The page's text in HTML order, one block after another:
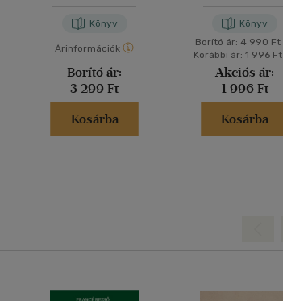
Könyv
Árinformációk
Borító ár:
3 299 Ft
Kosárba
Könyv
Borító ár: 4 990 Ft
Korábbi ár: 1 996 Ft
Akciós ár:
1 996 Ft
Kosárba